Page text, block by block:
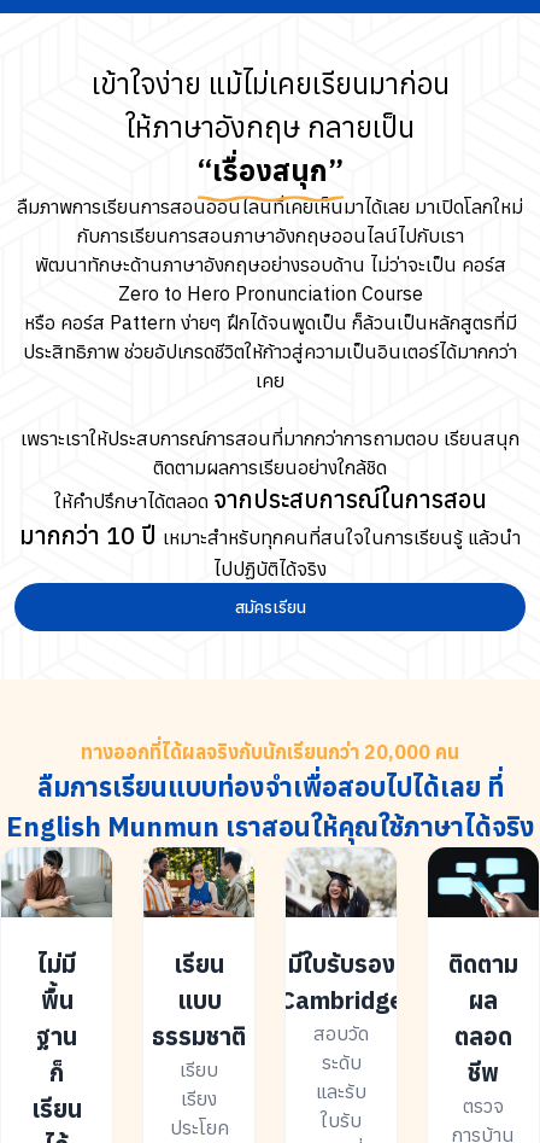
เข้าใจง่าย แม้ไม่เคยเรียนมาก่อน
ให้ภาษาอังกฤษ กลายเป็น
“เรื่องสนุก”
ลืมภาพการเรียนการสอนออนไลน์ที่เคยเห็นมาได้เลย มาเปิดโลกใหม่
กับการเรียนการสอนภาษาอังกฤษออนไลน์ไปกับเรา
พัฒนาทักษะด้านภาษาอังกฤษอย่างรอบด้าน ไม่ว่าจะเป็น คอร์ส
Zero to Hero Pronunciation Course
หรือ คอร์ส Pattern ง่ายๆ ฝึกได้จนพูดเป็น ก็ล้วนเป็นหลักสูตรที่มี
ประสิทธิภาพ ช่วยอัปเกรดชีวิตให้ก้าวสู่ความเป็นอินเตอร์ได้มากกว่า
เคย
เพราะเราให้ประสบการณ์การสอนที่มากกว่าการถามตอบ เรียนสนุก
ติดตามผลการเรียนอย่างใกล้ชิด
ให้คำปรึกษาได้ตลอด จากประสบการณ์ในการสอน
มากกว่า 10 ปี เหมาะสำหรับทุกคนที่สนใจในการเรียนรู้ แล้วนำ
ไปปฏิบัติได้จริง
สมัครเรียน
ทางออกที่ได้ผลจริงกับนักเรียนกว่า 20,000 คน
ลืมการเรียนแบบท่องจำเพื่อสอบไปได้เลย ที่
English Munmun เราสอนให้คุณใช้ภาษาได้จริง
ไม่มี
พื้น
ฐาน
ก็
เรียน
เรียน
แบบ
ธรรมชาติ
เรียบ
เรียง
ประโยค
มีใบรับรอง
Cambridge
สอบวัด
ระดับ
และรับ
ใบรับ
ติดตาม
ผล
ตลอด
ชีพ
ตรวจ
การบ้าน